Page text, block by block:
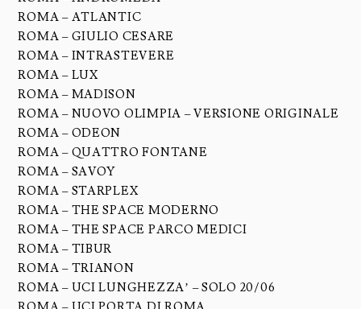
ROMA – ATLANTIC
ROMA – GIULIO CESARE
ROMA – INTRASTEVERE
ROMA – LUX
ROMA – MADISON
ROMA – NUOVO OLIMPIA – VERSIONE ORIGINALE
ROMA – ODEON
ROMA – QUATTRO FONTANE
ROMA – SAVOY
ROMA – STARPLEX
ROMA – THE SPACE MODERNO
ROMA – THE SPACE PARCO MEDICI
ROMA – TIBUR
ROMA – TRIANON
ROMA – UCI LUNGHEZZA’ – SOLO 20/06